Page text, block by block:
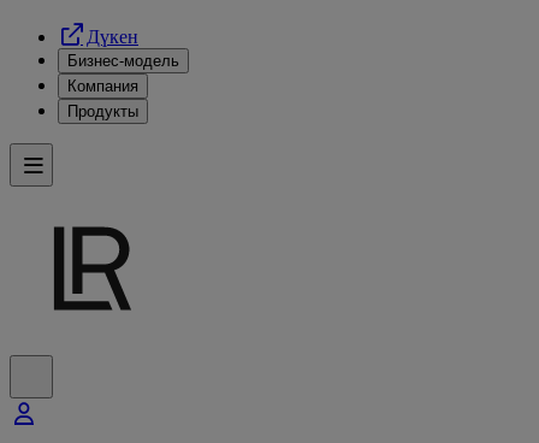
Дүкен
Бизнес-модель
Компания
Продукты